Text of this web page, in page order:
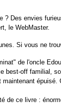
Des envies
le WebMaster.
Si vous ne
de l'oncle
best-off familial,
de ce livre :